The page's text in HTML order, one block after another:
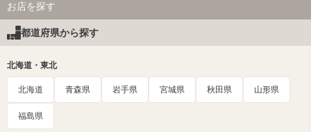
お店を探す
都道府県から探す
北海道・東北
北海道 青森県 岩手県 宮城県 秋田県 山形県
福島県